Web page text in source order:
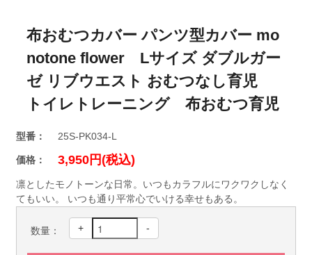
布おむつカバー パンツ型カバー mo
notone flower Lサイズ ダブルガー
ゼ リブウエスト おむつなし育児
トイレトレーニング 布おむつ育児
型番： 25S-PK034-L
価格： 3,950円(税込)
凛としたモノトーンな日常。いつもカラフルにワクワクしなく
てもいい。 いつも通り平常心でいける幸せもある。
数量： + -